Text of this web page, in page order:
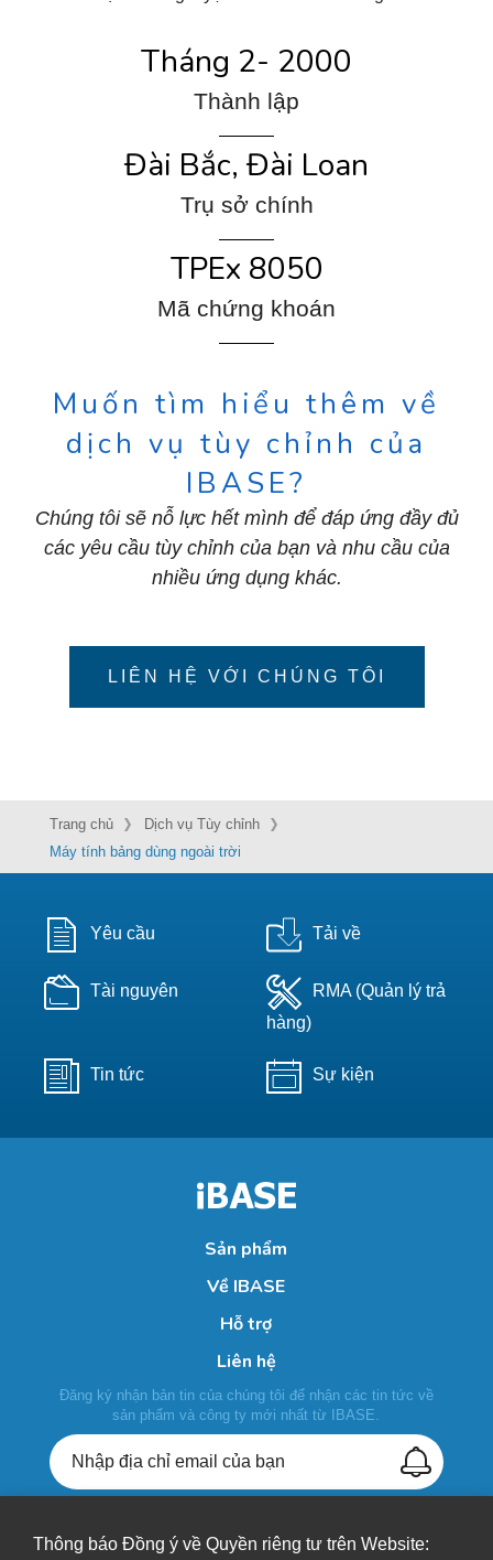
Tháng 2- 2000
Thành lập
Đài Bắc, Đài Loan
Trụ sở chính
TPEx 8050
Mã chứng khoán
Muốn tìm hiểu thêm về
dịch vụ tùy chỉnh của
IBASE?
Chúng tôi sẽ nỗ lực hết mình để đáp ứng đầy đủ
các yêu cầu tùy chỉnh của bạn và nhu cầu của
nhiều ứng dụng khác.
LIÊN HỆ VỚI CHÚNG TÔI
Trang chủ
Dịch vụ Tùy chỉnh
Máy tính bảng dùng ngoài trời
Yêu cầu Tải về
Tài nguyên
RMA (Quản lý trả
hàng)
Tin tức Sự kiện
Sản phẩm
Về IBASE
Hỗ trợ
Liên hệ
Đăng ký nhận bản tin của chúng tôi để nhận các tin tức về
sản phẩm và công ty mới nhất từ IBASE.
Thông báo Đồng ý về Quyền riêng tư trên Website: